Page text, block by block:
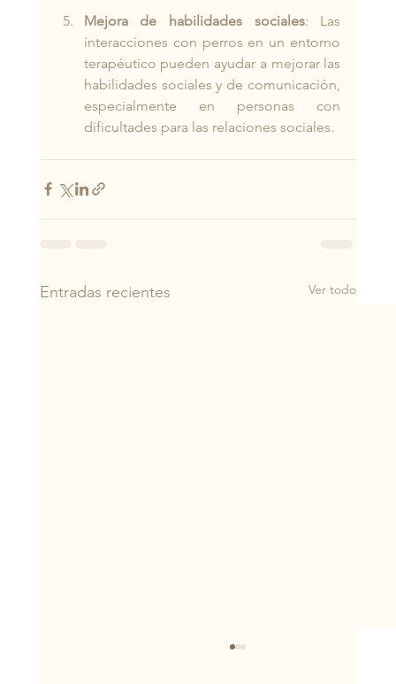
Mejora de habilidades sociales: Las
interacciones con perros en un entorno
terapéutico pueden ayudar a mejorar las
habilidades sociales y de comunicación,
especialmente en personas con
dificultades para las relaciones sociales.
Entradas recientes Ver todo